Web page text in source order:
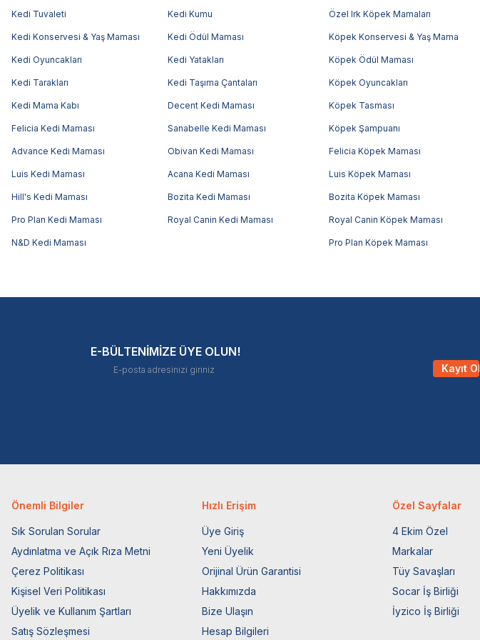
Kedi Tuvaleti Kedi Kumu
Kedi Konservesi & Yaş Maması Kedi Ödül Maması
Kedi Oyuncakları Kedi Yatakları
Kedi Tarakları Kedi Taşıma Çantaları
Kedi Mama Kabı Decent Kedi Maması
Felicia Kedi Maması Sanabelle Kedi Maması
Advance Kedi Maması Obivan Kedi Maması
Luis Kedi Maması Acana Kedi Maması
Hill's Kedi Maması Bozita Kedi Maması
Pro Plan Kedi Maması Royal Canin Kedi Maması
N&D Kedi Maması
Özel Irk Köpek Mamaları
Köpek Konservesi & Yaş Mama
Köpek Ödül Maması
Köpek Oyuncakları
Köpek Tasması
Köpek Şampuanı
Felicia Köpek Maması
Luis Köpek Maması
Bozita Köpek Maması
Royal Canin Köpek Maması
Pro Plan Köpek Maması
E-BÜLTENİMİZE ÜYE OLUN!
Kayıt Ol
Önemli Bilgiler
Sık Sorulan Sorular
Aydınlatma ve Açık Rıza Metni
Çerez Politikası
Kişisel Veri Politikası
Üyelik ve Kullanım Şartları
Satış Sözleşmesi
Hızlı Erişim
Üye Giriş
Yeni Üyelik
Orijinal Ürün Garantisi
Hakkımızda
Bize Ulaşın
Hesap Bilgileri
Özel Sayfalar
4 Ekim Özel
Markalar
Tüy Savaşları
Socar İş Birliği
İyzico İş Birliği